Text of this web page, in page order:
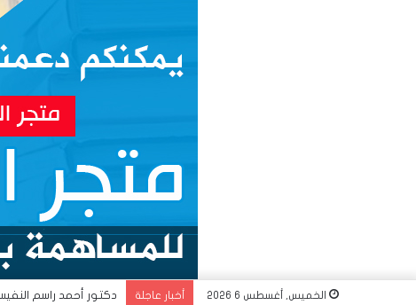
الخميس, أغسطس 6 2026 أخبار عاجلة دكتور أحمد راسم